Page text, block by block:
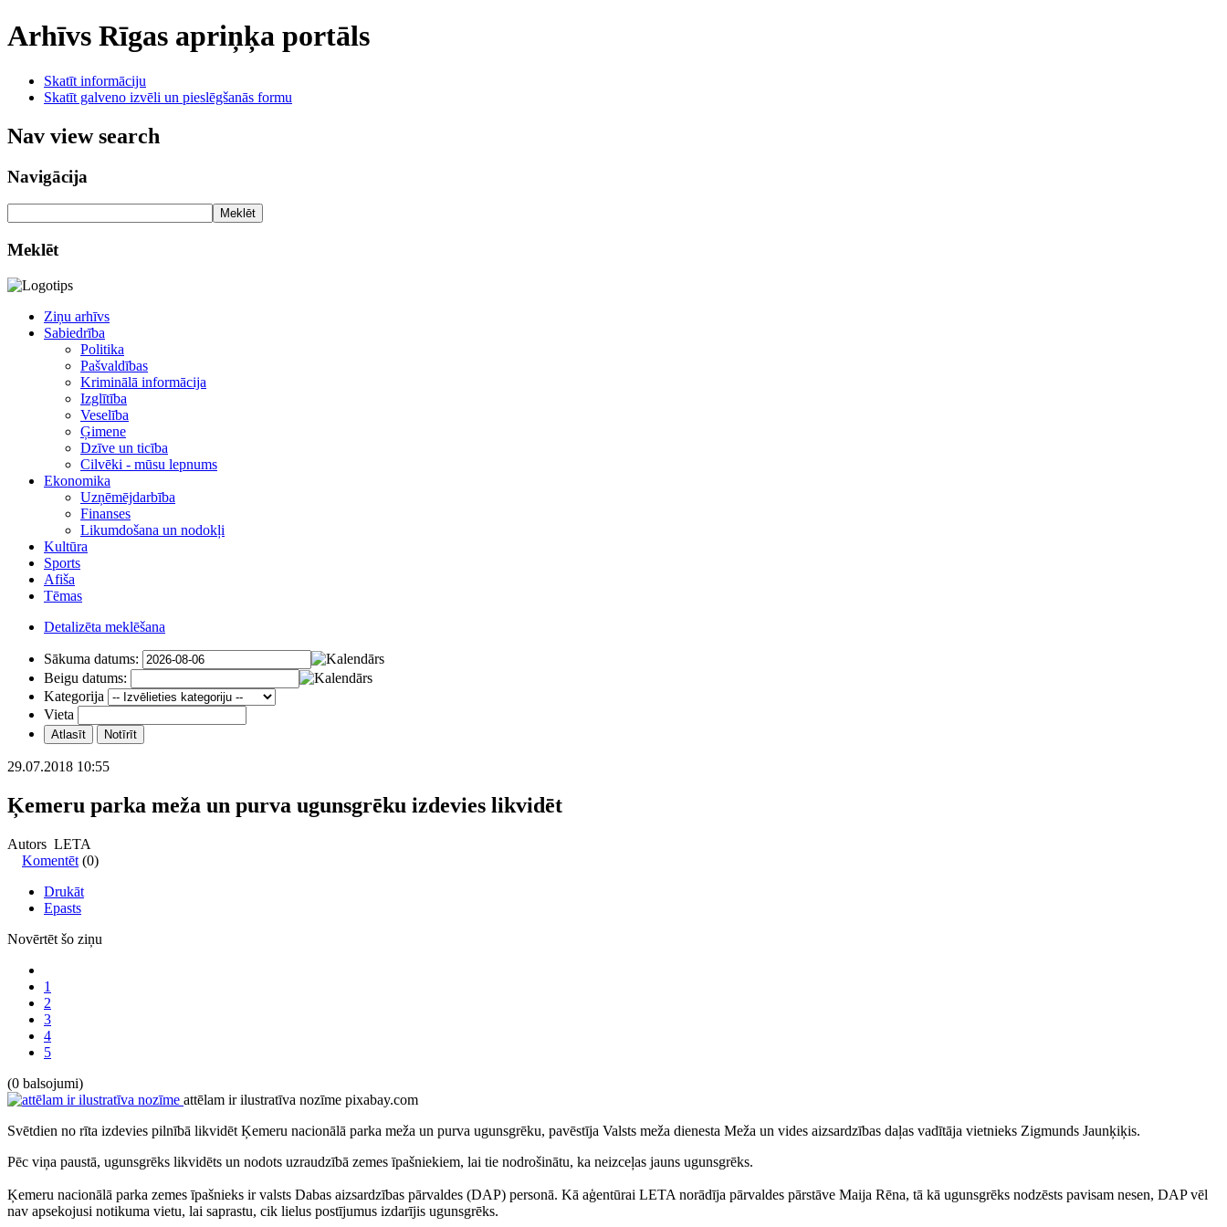
Arhīvs Rīgas apriņķa portāls
Skatīt informāciju
Skatīt galveno izvēli un pieslēgšanās formu
Nav view search
Navigācija
Meklēt
Meklēt
Ziņu arhīvs
Sabiedrība
Politika
Pašvaldības
Kriminālā informācija
Izglītība
Veselība
Ģimene
Dzīve un ticība
Cilvēki - mūsu lepnums
Ekonomika
Uzņēmējdarbība
Finanses
Likumdošana un nodokļi
Kultūra
Sports
Afiša
Tēmas
Detalizēta meklēšana
Sākuma datums:
Beigu datums:
Kategorija
Vieta
29.07.2018 10:55
Ķemeru parka meža un purva ugunsgrēku izdevies likvidēt
Autors LETA
Komentēt (0)
Drukāt
Epasts
Novērtēt šo ziņu
1
2
3
4
5
(0 balsojumi)
attēlam ir ilustratīva nozīme pixabay.com
Svētdien no rīta izdevies pilnībā likvidēt Ķemeru nacionālā parka meža un purva ugunsgrēku, pavēstīja Valsts meža dienesta Meža un vides aizsardzības daļas vadītāja vietnieks Zigmunds Jaunķiķis.
Pēc viņa paustā, ugunsgrēks likvidēts un nodots uzraudzībā zemes īpašniekiem, lai tie nodrošinātu, ka neizceļas jauns ugunsgrēks.
Ķemeru nacionālā parka zemes īpašnieks ir valsts Dabas aizsardzības pārvaldes (DAP) personā. Kā aģentūrai LETA norādīja pārvaldes pārstāve Maija Rēna, tā kā ugunsgrēks nodzēsts pavisam nesen, DAP vēl
nav apsekojusi notikuma vietu, lai saprastu, cik lielus postījumus izdarījis ugunsgrēks.